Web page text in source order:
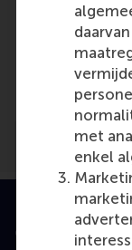
met
enkel
Media